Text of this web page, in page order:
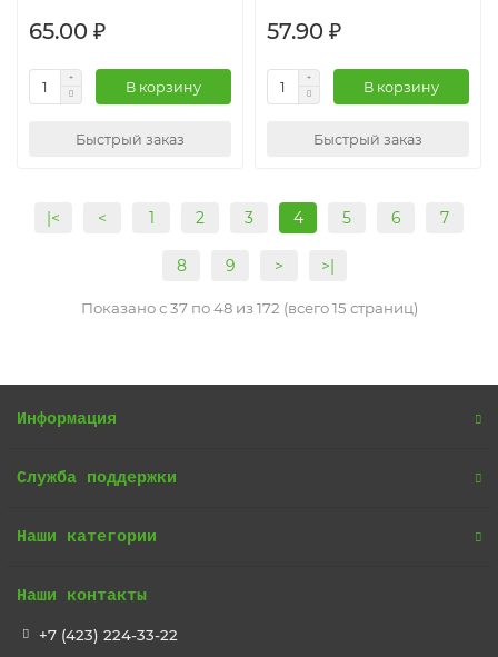
65.00 ₽
В корзину
Быстрый заказ
57.90 ₽
В корзину
Быстрый заказ
|< < 1 2 3 4 5 6 7
8 9 > >|
Показано с 37 по 48 из 172 (всего 15 страниц)
Информация
Служба поддержки
Наши категории
Наши контакты
+7 (423) 224-33-22